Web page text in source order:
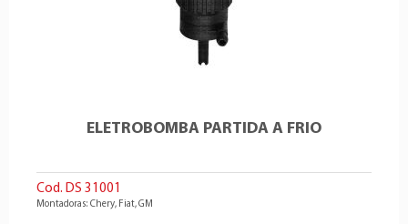
ELETROBOMBA PARTIDA A FRIO
Cod. DS 31001
Montadoras: Chery, Fiat, GM